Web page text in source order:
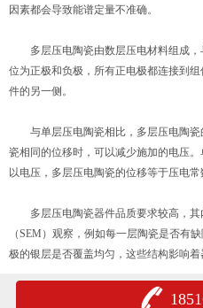
因素都会导致能谱定量不准确。
多层压电陶瓷由数层压电材料组成，
位为正极和负极，所有正电极都连接到
件的另一侧。
与单层压电陶瓷相比，多层压电陶瓷
瓷相同的位移时，可以减少施加的电压
以电压，多层压电陶瓷的位移等于压电常
多层压电陶瓷器件品质要求较高，其
（SEM）观察，例如每一层陶瓷是否有
极的银层是否覆盖均匀，这些结构影响着